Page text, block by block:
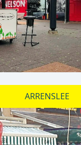
ARRENSLEE